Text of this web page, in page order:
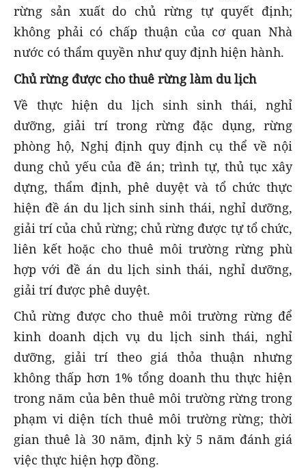
rừng sản xuất do chủ rừng tự quyết định;
không phải có chấp thuận của cơ quan Nhà
nước có thẩm quyền như quy định hiện hành.
Chủ rừng được cho thuê rừng làm du lịch
Về thực hiện du lịch sinh sinh thái, nghỉ
dưỡng, giải trí trong rừng đặc dụng, rừng
phòng hộ, Nghị định quy định cụ thể về nội
dung chủ yếu của đề án; trình tự, thủ tục xây
dựng, thẩm định, phê duyệt và tổ chức thực
hiện đề án du lịch sinh sinh thái, nghỉ dưỡng,
giải trí của chủ rừng; chủ rừng được tự tổ chức,
liên kết hoặc cho thuê môi trường rừng phù
hợp với đề án du lịch sinh thái, nghỉ dưỡng,
giải trí được phê duyệt.
Chủ rừng được cho thuê môi trường rừng để
kinh doanh dịch vụ du lịch sinh thái, nghỉ
dưỡng, giải trí theo giá thỏa thuận nhưng
không thấp hơn 1% tổng doanh thu thực hiện
trong năm của bên thuê môi trường rừng trong
phạm vi diện tích thuê môi trường rừng; thời
gian thuê là 30 năm, định kỳ 5 năm đánh giá
việc thực hiện hợp đồng.